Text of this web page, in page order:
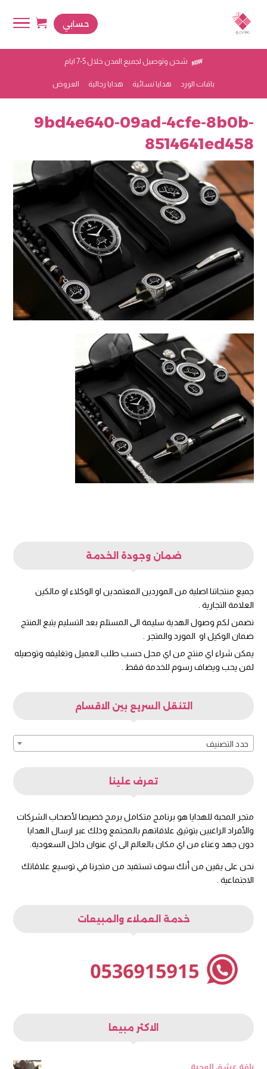
حسابي
باقات الورد هدايا نسائية هدايا رجالية العروض
9bd4e640-09ad-4cfe-8b0b-
8514641ed458
ضمان وجودة الخدمة
جميع منتجاتنا اصلية من الموردين المعتمدين او الوكلاء او مالكين
العلامة التجارية .
نضمن لكم وصول الهدية سليمة الى المستلم بعد التسليم يتبع المنتج
ضمان الوكيل او المورد والمتجر .
يمكن شراء اي منتج من اي محل حسب طلب العميل وتغليفه وتوصيله
لمن يحب ويضاف رسوم للخدمة فقط .
التنقل السريع بين الاقسام
حدد التصنيف
تعرف علينا
متجر المحبة للهدايا هو برنامج متكامل برمج خصيصا لأصحاب الشركات
والأفراد الراغبين بتوثيق علاقاتهم بالمجتمع وذلك عبر ارسال الهدايا
دون جهد وعناء من اي مكان بالعالم الى اي عنوان داخل السعودية.
نحن على يقين من أنك سوف تستفيد من متجرنا في توسيع علاقاتك
الاجتماعية .
خدمة العملاء والمبيعات
الاكثر مبيعا
باقة عشق المحبة